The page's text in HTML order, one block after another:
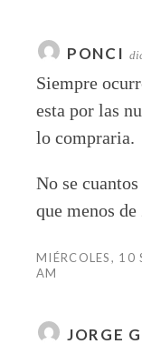
PONCI
Siempre
esta por las
lo compraria.
No se
que menos de
MIÉRCOLES, 10
AM
JORGE